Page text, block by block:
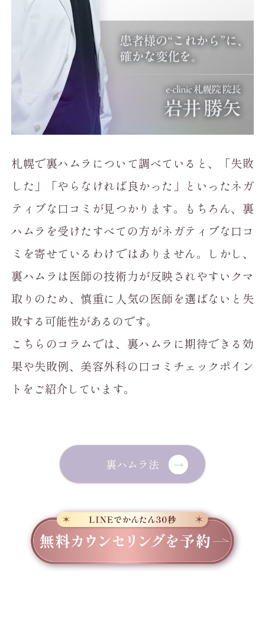
札幌で裏ハムラについて調べていると、「失敗
した」「やらなければ良かった」といったネガ
ティブな口コミが見つかります。もちろん、裏
ハムラを受けたすべての方がネガティブな口コ
ミを寄せているわけではありません。しかし、
裏ハムラは医師の技術力が反映されやすいクマ
取りのため、慎重に人気の医師を選ばないと失
敗する可能性があるのです。
こちらのコラムでは、裏ハムラに期待できる効
果や失敗例、美容外科の口コミチェックポイン
トをご紹介しています。
裏ハムラ法